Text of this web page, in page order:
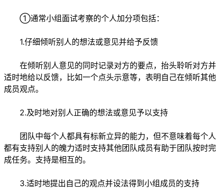
①通常小组面试考察的个人加分项包括：
1.仔细倾听别人的想法或意见并给予反馈
在倾听别人意见的同时记录对方的要点，抬头聆听对方并
适时地给以反馈，比如一个点头示意等，表明自己在倾听其他
成员观点。
2.及时地对别人正确的想法或意见予以支持
团队中每个人都具有标新立异的能力，但不意味着每个人
都有支持别人的魄力适时支持其他团队成员有助于团队按时完
成任务。支持是相互的。
3.适时地提出自己的观点并设法得到小组成员的支持